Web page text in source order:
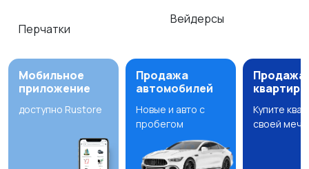
Перчатки
Вейдерсы
Мобильное
приложение
доступно Rustore
Продажа
автомобилей
Новые и авто с
пробегом
Продажа
квартир
Купите
своей